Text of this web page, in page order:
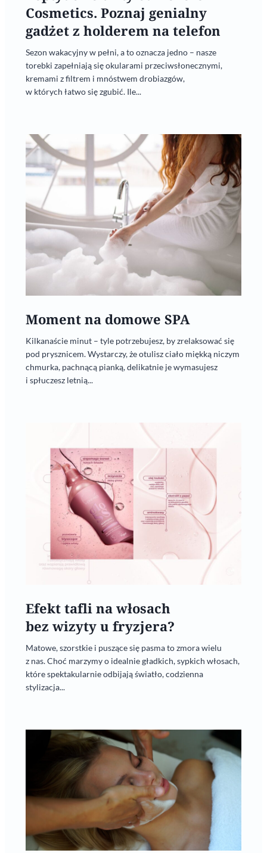
Cosmetics. Poznaj genialny
gadżet z holderem na telefon
Sezon wakacyjny w pełni, a to oznacza jedno – nasze
torebki zapełniają się okularami przeciwsłonecznymi,
kremami z filtrem i mnóstwem drobiazgów,
w których łatwo się zgubić. Ile...
Moment na domowe SPA
Kilkanaście minut – tyle potrzebujesz, by zrelaksować się
pod prysznicem. Wystarczy, że otulisz ciało miękką niczym
chmurka, pachnącą pianką, delikatnie je wymasujesz
i spłuczesz letnią...
Efekt tafli na włosach
bez wizyty u fryzjera?
Matowe, szorstkie i puszące się pasma to zmora wielu
z nas. Choć marzymy o idealnie gładkich, sypkich włosach,
które spektakularnie odbijają światło, codzienna
stylizacja...